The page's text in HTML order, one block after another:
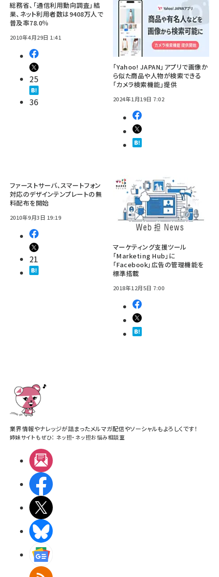
総務省、「通信利用動向調査」結
果、ネット利用者数は9408万人で
普及率78.0％
2010年4月29日 1:41
25
36
「Yahoo! JAPAN」アプリで画像か
ら似た商品や人物が検索できる
「カメラ検索機能」提供
2024年1月19日 7:02
ファーストサーバ、スマートフォン
対応のデザインテンプレートの無
料配布を開始
2010年9月3日 19:19
21
マーケティング支援ツール
「Marketing Hub」に
「Facebook」広告の管理機能を
標準搭載
2018年12月5日 7:00
業界情報やナレッジが詰まったメルマガ配信やソーシャルもよろしくです！
姉妹サイトもぜひ： ネッ担・ ネッ担お悩み相談室